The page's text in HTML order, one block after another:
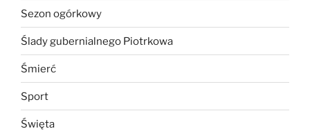
Sezon ogórkowy
Ślady gubernialnego Piotrkowa
Śmierć
Sport
Święta